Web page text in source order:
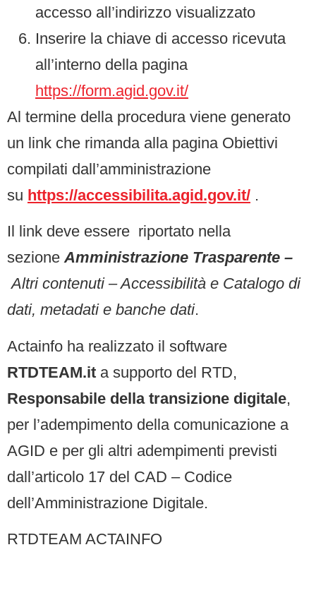
accesso all’indirizzo visualizzato
Inserire la chiave di accesso ricevuta
all’interno della pagina
https://form.agid.gov.it/
Al termine della procedura viene generato
un link che rimanda alla pagina Obiettivi
compilati dall’amministrazione
su https://accessibilita.agid.gov.it/ .
Il link deve essere riportato nella
sezioneAmministrazione Trasparente –
Altri contenuti – Accessibilità e Catalogo di
dati, metadati e banche dati.
Actainfo ha realizzato il software
RTDTEAM.it a supporto del RTD,
Responsabile della transizione digitale,
per l’adempimento della comunicazione a
AGID e per gli altri adempimenti previsti
dall’articolo 17 del CAD – Codice
dell’Amministrazione Digitale.
RTDTEAM ACTAINFO